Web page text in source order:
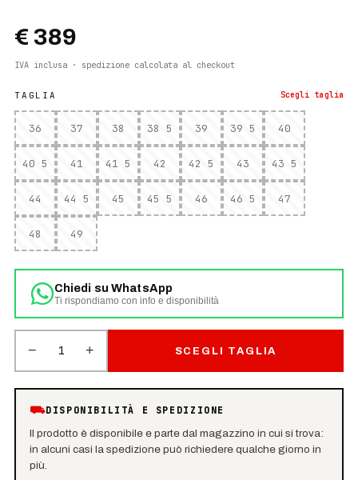
€ 389
IVA inclusa · spedizione calcolata al checkout
TAGLIA Scegli taglia
36 37 38 38 5 39 39 5 40
40 5 41 41 5 42 42 5 43 43 5
44 44 5 45 45 5 46 46 5 47
48 49
Chiedi su WhatsApp
Ti rispondiamo con info e disponibilità
− 1 + SCEGLI TAGLIA
⛟DISPONIBILITÀ E SPEDIZIONE
Il prodotto è disponibile e parte dal magazzino in cui si trova:
in alcuni casi la spedizione può richiedere qualche giorno in
più.